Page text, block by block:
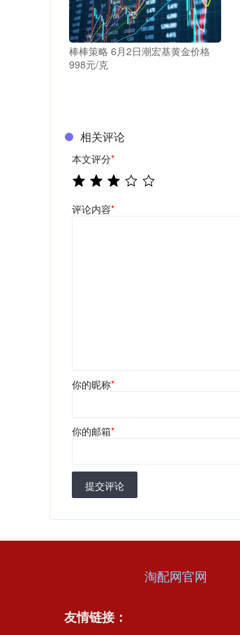
棒棒策略 6月2日潮宏基黄金价格
998元/克
相关评论
本文评分*
评论内容*
你的昵称*
你的邮箱*
提交评论
淘配网官网
友情链接：